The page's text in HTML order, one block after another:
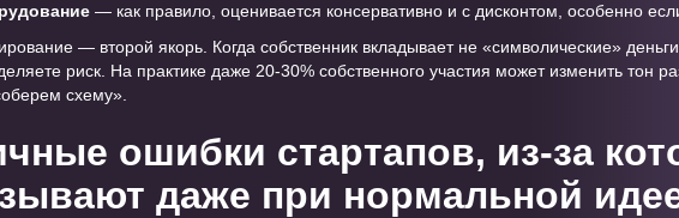
— как правило, оценивается консервативно и с дисконтом, особенно
— второй якорь. Когда собственник вкладывает не «символические»
риск. На практике даже 20-30% собственного участия может изменить тон
схему».
ошибки стартапов, из-за
даже при нормальной